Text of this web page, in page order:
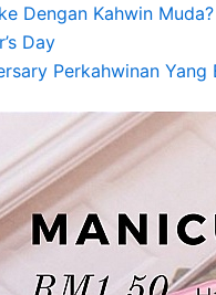
Dengan Kahwin Muda?
Day
Perkahwinan